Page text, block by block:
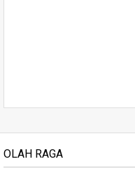
OLAH RAGA